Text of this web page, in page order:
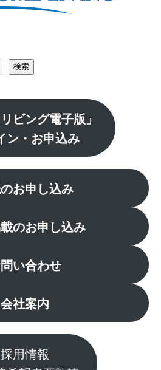
検索
ビング電子版」
ン・お申込み
お申し込み
のお申し込み
い合わせ
会社案内
採用情報